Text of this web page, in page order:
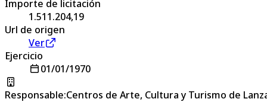
Importe de licitación
1.511.204,19
Url de origen
Ver
Ejercicio
01/01/1970
Responsable:Centros de Arte, Cultura y Turismo de